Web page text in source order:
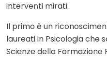
interventi mirati.
Il primo è un
laureati in Psicologia che
Scienze della Formazione